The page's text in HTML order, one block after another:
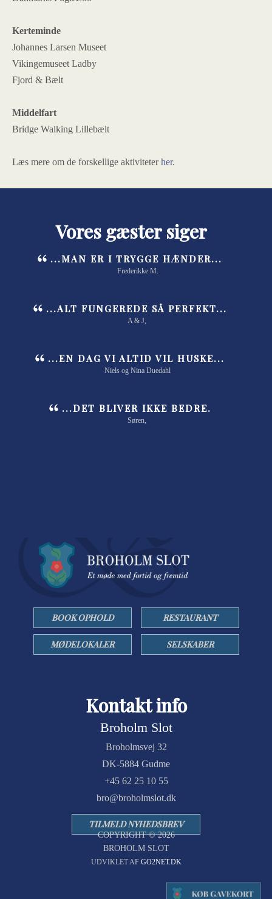
Kerteminde
Johannes Larsen Museet
Vikingemuseet Ladby
Fjord & Bælt
Middelfart
Bridge Walking Lillebælt
Læs mere om de forskellige aktiviteterher.
Vores gæster siger
...MAN ER I TRYGGE HÆNDER...
Frederikke M.
...ALT FUNGEREDE SÅ PERFEKT...
A & J,
...EN DAG VI ALTID VIL HUSKE...
Niels og Nina Duedahl
...DET BLIVER IKKE BEDRE.
Søren,
BOOK OPHOLD RESTAURANT
MØDELOKALER SELSKABER
Kontakt info
Broholm Slot
Broholmsvej 32
DK-5884 Gudme
+45 62 25 10 55
bro@broholmslot.dk
TILMELD NYHEDSBREV
COPYRIGHT © 2026
BROHOLM SLOT
UDVIKLET AF GO2NET.DK